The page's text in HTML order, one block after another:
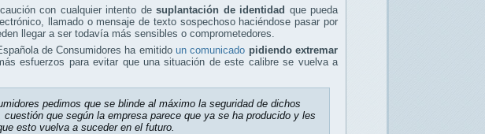
con cualquier intento de suplantación de identidad que pueda
llamado o mensaje de texto sospechoso haciéndose pasar por
llegar a ser todavía más sensibles o comprometedores.
de Consumidores ha emitidoun comunicado pidiendo extremar
esfuerzos para evitar que una situación de este calibre se vuelva a
pedimos que se blinde al máximo la seguridad de dichos
que según la empresa parece que ya se ha producido y les
esto vuelva a suceder en el futuro.